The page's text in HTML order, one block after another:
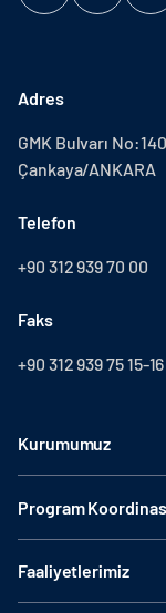
Adres
GMK Bulvarı
Çankaya/ANKARA
Telefon
+90 312 939 70 00
Faks
+90 312 939 75 15-16
Kurumumuz
Program
Faaliyetlerimiz